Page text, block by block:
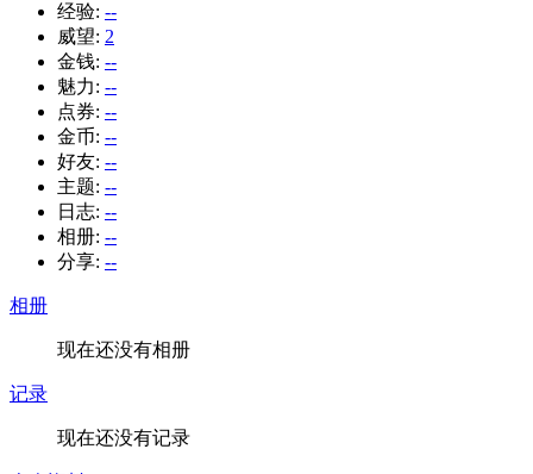
经验: --
威望: 2
金钱: --
魅力: --
点券: --
金币: --
好友: --
主题: --
日志: --
相册: --
分享: --
相册
现在还没有相册
记录
现在还没有记录